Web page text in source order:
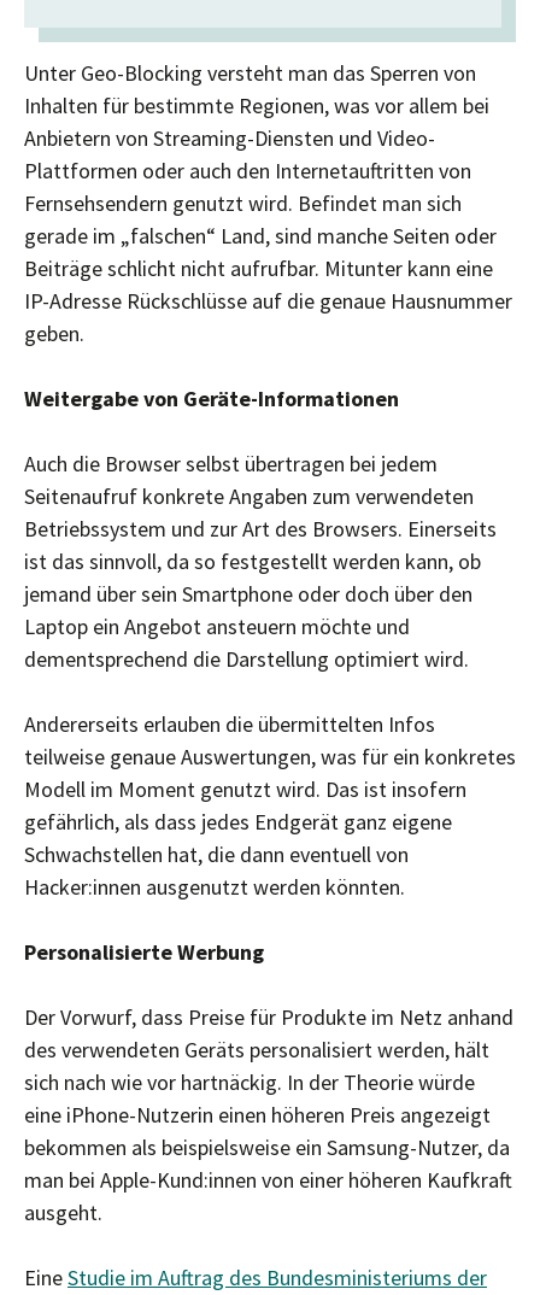
Unter Geo-Blocking versteht man das Sperren von
Inhalten für bestimmte Regionen, was vor allem bei
Anbietern von Streaming-Diensten und Video-
Plattformen oder auch den Internetauftritten von
Fernsehsendern genutzt wird. Befindet man sich
gerade im „falschen“ Land, sind manche Seiten oder
Beiträge schlicht nicht aufrufbar. Mitunter kann eine
IP-Adresse Rückschlüsse auf die genaue Hausnummer
geben.
Weitergabe von Geräte-Informationen
Auch die Browser selbst übertragen bei jedem
Seitenaufruf konkrete Angaben zum verwendeten
Betriebssystem und zur Art des Browsers. Einerseits
ist das sinnvoll, da so festgestellt werden kann, ob
jemand über sein Smartphone oder doch über den
Laptop ein Angebot ansteuern möchte und
dementsprechend die Darstellung optimiert wird.
Andererseits erlauben die übermittelten Infos
teilweise genaue Auswertungen, was für ein konkretes
Modell im Moment genutzt wird. Das ist insofern
gefährlich, als dass jedes Endgerät ganz eigene
Schwachstellen hat, die dann eventuell von
Hacker:innen ausgenutzt werden könnten.
Personalisierte Werbung
Der Vorwurf, dass Preise für Produkte im Netz anhand
des verwendeten Geräts personalisiert werden, hält
sich nach wie vor hartnäckig. In der Theorie würde
eine iPhone-Nutzerin einen höheren Preis angezeigt
bekommen als beispielsweise ein Samsung-Nutzer, da
man bei Apple-Kund:innen von einer höheren Kaufkraft
ausgeht.
EineStudie im Auftrag des Bundesministeriums der